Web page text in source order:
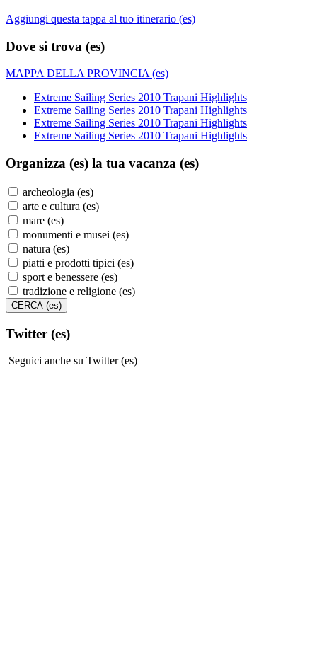
Aggiungi questa tappa al tuo itinerario (es)
Dove si trova (es)
MAPPA DELLA PROVINCIA (es)
Extreme Sailing Series 2010 Trapani Highlights
Extreme Sailing Series 2010 Trapani Highlights
Extreme Sailing Series 2010 Trapani Highlights
Extreme Sailing Series 2010 Trapani Highlights
Organizza (es) la tua vacanza (es)
archeologia (es)
arte e cultura (es)
mare (es)
monumenti e musei (es)
natura (es)
piatti e prodotti tipici (es)
sport e benessere (es)
tradizione e religione (es)
Twitter (es)
Seguici anche su Twitter (es)